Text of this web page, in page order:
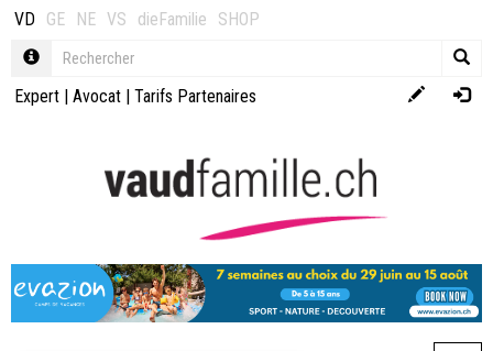
VD GE NE VS dieFamilie SHOP
Expert | Avocat | Tarifs Partenaires